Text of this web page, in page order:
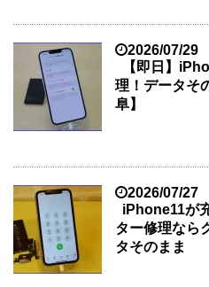
2026/07/29
【即日】
理！データそ
阜】
2026/07/27
iPhone11が
ター修理なら
タそのまま